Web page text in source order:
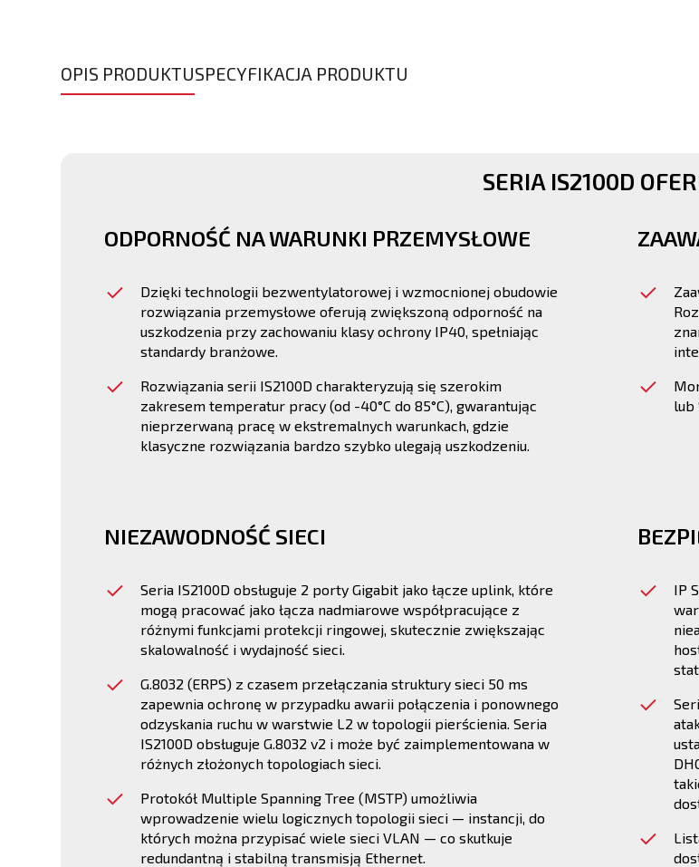
OPIS PRODUKTUSPECYFIKACJA PRODUKTU
SERIA IS2100D
ODPORNOŚĆ NA WARUNKI PRZEMYSŁOWE
Dzięki technologii bezwentylatorowej i wzmocnionej obudowie
rozwiązania przemysłowe oferują zwiększoną odporność na
uszkodzenia przy zachowaniu klasy ochrony IP40, spełniając
standardy branżowe.
Rozwiązania serii IS2100D charakteryzują się szerokim
zakresem temperatur pracy (od -40°C do 85°C), gwarantując
nieprzerwaną pracę w ekstremalnych warunkach, gdzie
klasyczne rozwiązania bardzo szybko ulegają uszkodzeniu.
lub
NIEZAWODNOŚĆ SIECI
Seria IS2100D obsługuje 2 porty Gigabit jako łącze uplink, które
mogą pracować jako łącza nadmiarowe współpracujące z
różnymi funkcjami protekcji ringowej, skutecznie zwiększając
skalowalność i wydajność sieci.
G.8032 (ERPS) z czasem przełączania struktury sieci 50 ms
zapewnia ochronę w przypadku awarii połączenia i ponownego
odzyskania ruchu w warstwie L2 w topologii pierścienia. Seria
IS2100D obsługuje G.8032 v2 i może być zaimplementowana w
różnych złożonych topologiach sieci.
Protokół Multiple Spanning Tree (MSTP) umożliwia
wprowadzenie wielu logicznych topologii sieci — instancji, do
których można przypisać wiele sieci VLAN — co skutkuje
redundantną i stabilną transmisją Ethernet.
IP